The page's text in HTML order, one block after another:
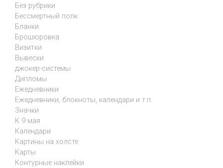
Без рубрики
Бессмертный полк
Бланки
Брошюровка
Визитки
Вывески
джокер-системы
Дипломы
Ежедневники
Ежедневники, блокноты, календари и т.п.
Значки
К 9 мая
Календари
Картины на холсте
Карты
Контурные наклейки